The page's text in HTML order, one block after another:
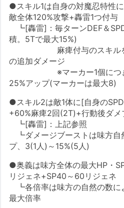
●スキル1は自身の対魔忍特性
敵全体120%攻撃+轟雷1つ付与
┗[轟雷]：毎ターンDEF＆
積。5Tで最大15%)
麻痺付与のスキルを使
の追加ダメージ
※マーカー1個につき、
25%アップ(マーカーは最大8)
●スキル2は敵1体に[自身の
+60%麻痺2回(2T)+行動後ダメ
┗[轟雷]：上記参照
┗ダメージブーストは味方自
プ、3(1人)～15%(5人)
●奥義は味方全体の最大HP・
リジェネ+SP40～60リジェネ
┗各倍率は味方の自然の数に
最大倍率